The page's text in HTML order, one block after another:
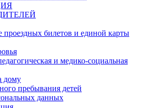
билетов и единой карты
и медико-социальная
дому
пребывания детей
данных